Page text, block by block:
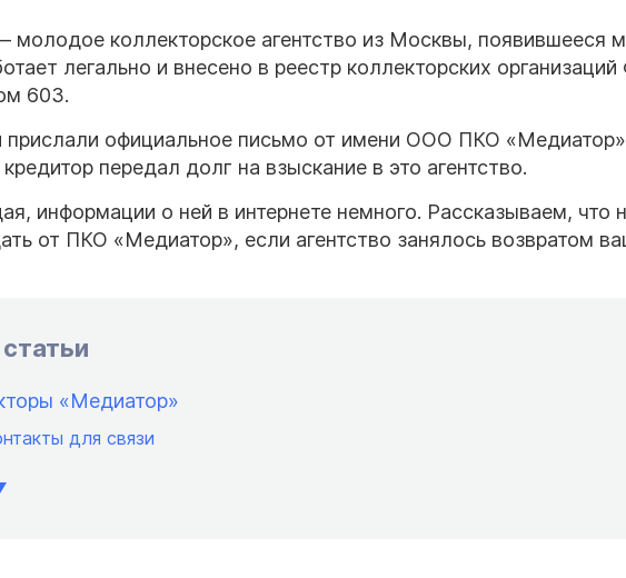
коллекторское агентство из Москвы, появившееся
легально и внесено в реестр коллекторских
603.
прислали официальное письмо от имени ООО ПКО
передал долг на взыскание в это агентство.
информации о ней в интернете немного. Рассказываем, что
от ПКО «Медиатор», если агентство занялось возвратом
«Медиатор»
для связи